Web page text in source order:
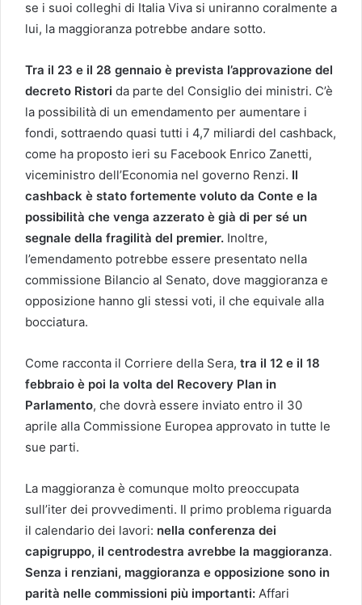
se i suoi colleghi di Italia Viva si uniranno coralmente a
lui, la maggioranza potrebbe andare sotto.
Tra il 23 e il 28 gennaio è prevista l’approvazione del
decreto Ristori da parte del Consiglio dei ministri. C’è
la possibilità di un emendamento per aumentare i
fondi, sottraendo quasi tutti i 4,7 miliardi del cashback,
come ha proposto ieri su Facebook Enrico Zanetti,
viceministro dell’Economia nel governo Renzi. Il
cashback è stato fortemente voluto da Conte e la
possibilità che venga azzerato è già di per sé un
segnale della fragilità del premier. Inoltre,
l’emendamento potrebbe essere presentato nella
commissione Bilancio al Senato, dove maggioranza e
opposizione hanno gli stessi voti, il che equivale alla
bocciatura.
Come racconta il Corriere della Sera, tra il 12 e il 18
febbraio è poi la volta del Recovery Plan in
Parlamento, che dovrà essere inviato entro il 30
aprile alla Commissione Europea approvato in tutte le
sue parti.
La maggioranza è comunque molto preoccupata
sull’iter dei provvedimenti. Il primo problema riguarda
il calendario dei lavori: nella conferenza dei
capigruppo, il centrodestra avrebbe la maggioranza.
Senza i renziani, maggioranza e opposizione sono in
parità nelle commissioni più importanti: Affari